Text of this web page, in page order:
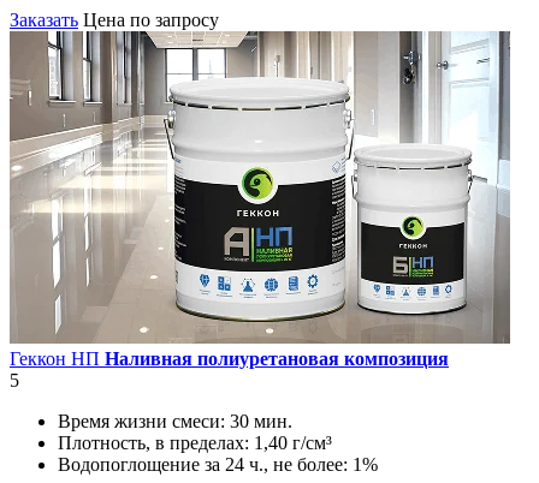
Заказать Цена по запросу
Геккон НП Наливная полиуретановая композиция
5
Время жизни смеси: 30 мин.
Плотность, в пределах: 1,40 г/см³
Водопоглощение за 24 ч., не более: 1%